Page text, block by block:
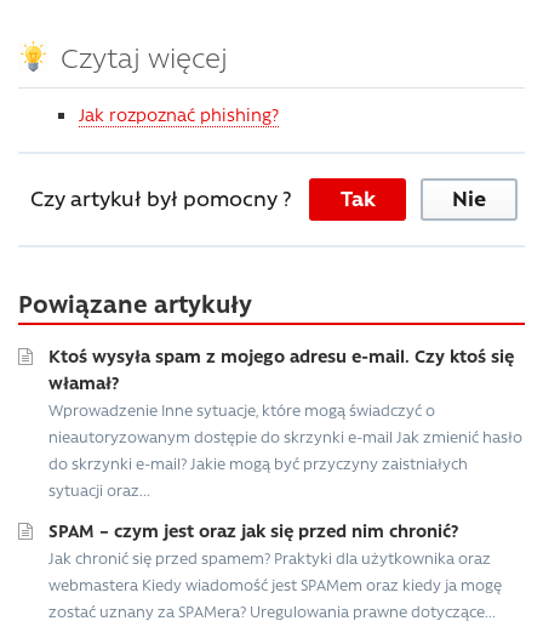
Czytaj więcej
Jak rozpoznać phishing?
Czy artykuł był pomocny ? Tak Nie
Powiązane artykuły
Ktoś wysyła spam z mojego adresu e-mail. Czy ktoś się
włamał?
Wprowadzenie Inne sytuacje, które mogą świadczyć o
nieautoryzowanym dostępie do skrzynki e-mail Jak zmienić hasło
do skrzynki e-mail? Jakie mogą być przyczyny zaistniałych
sytuacji oraz...
SPAM – czym jest oraz jak się przed nim chronić?
Jak chronić się przed spamem? Praktyki dla użytkownika oraz
webmastera Kiedy wiadomość jest SPAMem oraz kiedy ja mogę
zostać uznany za SPAMera? Uregulowania prawne dotyczące...